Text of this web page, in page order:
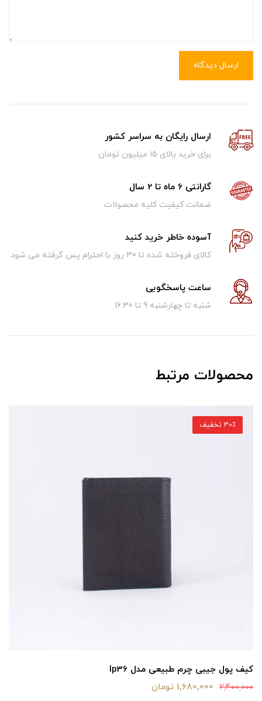
ارسال دیدگاه
ارسال رایگان به سراسر کشور
برای خرید بالای ۱5 میلیون تومان
گارانتی 6 ماه تا 2 سال
ضمانت کیفیت کلیه محصولات
آسوده خاطر خرید کنید
کالای فروخته شده تا 30 روز با احترام پس گرفته می شود.
ساعت پاسخگویی
شنبه تا چهارشنبه 9 تا 16.30
محصولات مرتبط
کیف پول جیبی چرم طبیعی مدل lp36
2,400,000 1,680,000 تومان
30٪ تخفیف